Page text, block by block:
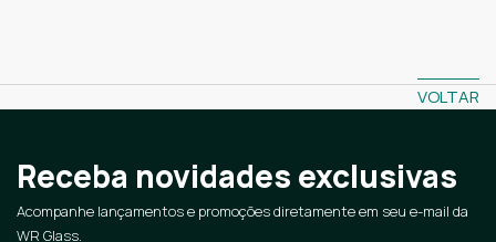
VOLTAR
Receba novidades exclusivas
Acompanhe lançamentos e promoções diretamente em seu e-mail da
WR Glass.